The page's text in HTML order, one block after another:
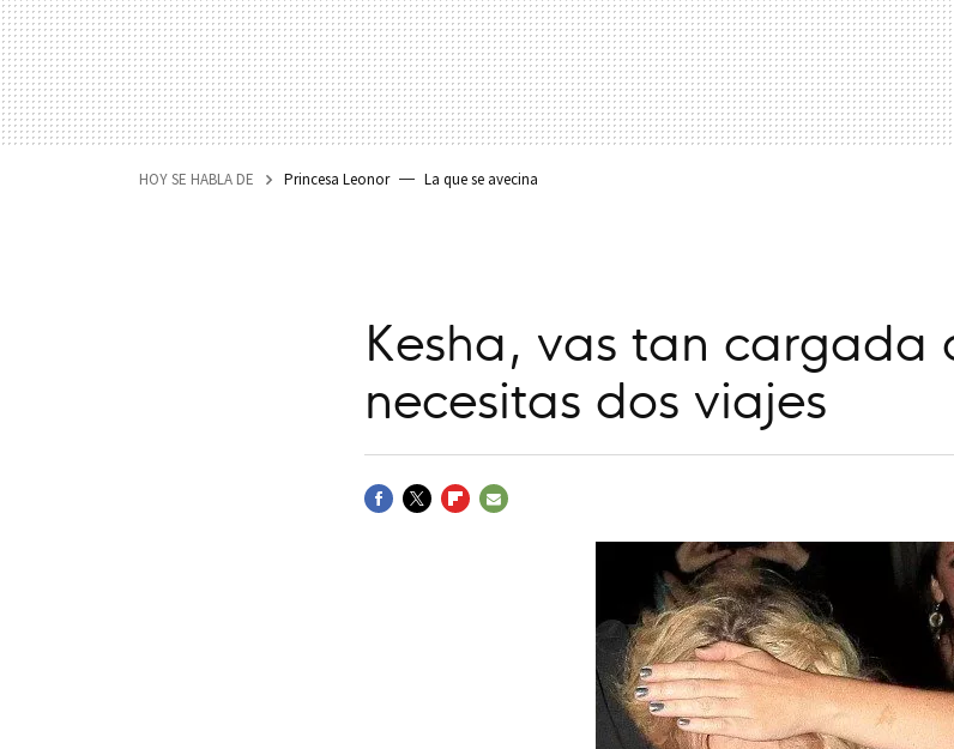
HOY SE HABLA DE Princesa Leonor La que se avecina
Kesha, vas tan cargada
necesitas dos viajes